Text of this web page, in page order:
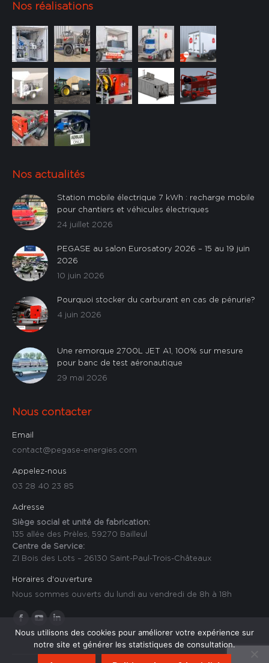
Nos réalisations
Nos actualités
Station mobile électrique 7 kWh : recharge mobile
pour chantiers et véhicules électriques
24 juillet 2026
PEGASE au salon Eurosatory 2026 – 15 au 19 juin
2026
10 juin 2026
Pourquoi stocker du carburant en cas de pénurie?
4 juin 2026
Une remorque 2700L JET A1, 100% sur mesure
pour banc de test aéronautique
29 mai 2026
Nous contacter
Email
contact@pegase-energies.com
Appelez-nous
03 28 40 23 85
Adresse
Siège social et unité de fabrication:
135 allée des Prèles, 59270 Bailleul
Centre de Service:
ZI Bois des Lots – 26130 Saint-Paul-Trois-Châteaux
Horaires d'ouverture
Nous sommes ouverts du lundi au vendredi de 8h à 18h
Trouvez nous sur :
Facebook
page
YouTube
page
LinkedIn
Nous utilisons des cookies pour améliorer votre expérience sur
notre site et générer les statistiques de consultation.